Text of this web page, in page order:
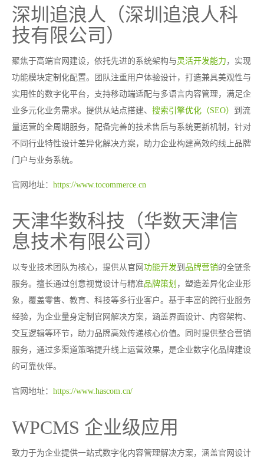
深圳追浪人（深圳追浪人科
技有限公司）
聚焦于高端官网建设，依托先进的系统架构与灵活开发能力 ，实现
功能模块定制化配置。团队注重用户体验设计，打造兼具美观性与
实用性的数字化平台，支持移动端适配与多语言内容管理，满足企
业多元化业务需求。提供从站点搭建、 搜索引擎优化（SEO） 到流
量运营的全周期服务，配备完善的技术售后与系统更新机制，针对
不同行业特性设计差异化解决方案，助力企业构建高效的线上品牌
门户与业务系统。
官网地址： https://www.tocommerce.cn
天津华数科技（华数天津信
息技术有限公司）
以专业技术团队为核心，提供从官网 功能开发到 品牌营销的全链条
服务。擅长通过创意视觉设计与精准品牌策划 ，塑造差异化企业形
象，覆盖零售、教育、科技等多行业客户。基于丰富的跨行业服务
经验，为企业量身定制官网解决方案，涵盖界面设计、内容架构、
交互逻辑等环节，助力品牌高效传递核心价值。同时提供整合营销
服务，通过多渠道策略提升线上运营效果，是企业数字化品牌建设
的可靠伙伴。
官网地址： https://www.hascom.cn/
WPCMS 企业级应用
致力于为企业提供一站式数字化内容管理解决方案，涵盖官网设计